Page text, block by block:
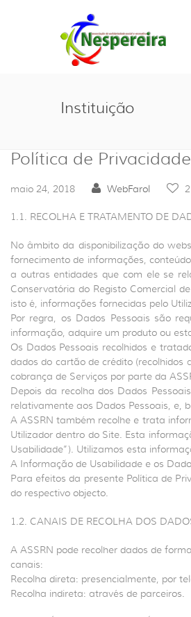
Instituição
Política de
maio 24, 2018 WebFarol
1.1. RECOLHA E TRATAMENTO DE
No âmbito da disponibilização do
fornecimento de informações,
a outras entidades que com ele se
Conservatória do Registo Comercial
isto é, informações fornecidas pelo
Por regra, os Dados Pessoais são
informação, adquire um produto ou
Os Dados Pessoais recolhidos e
dados do cartão de crédito
cobrança de Serviços por parte da
Depois da recolha dos Dados
relativamente aos Dados Pessoais, e,
A ASSRN também recolhe e trata
Utilizador dentro do Site. Esta
Usabilidade”). Utilizamos esta
A Informação de Usabilidade e os
Para efeitos da presente Política de
do respectivo objecto.
1.2. CANAIS DE RECOLHA DOS
A ASSRN pode recolher dados de
canais:
Recolha direta: presencialmente, por
Recolha indireta: através de parceiros.